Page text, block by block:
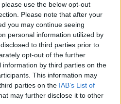
use the below opt-out
Please note that after your
you may continue seeing
personal information utilized by
to third parties prior to
opt-out of the further
by third parties on the
This information may
parties on the IAB’s List of
may further disclose it to other